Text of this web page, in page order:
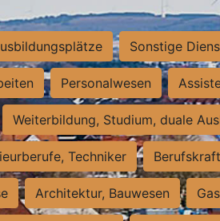
Sonstige
Personalwesen
Weiterbildung, Studium, duale
Techniker
Architektur, Bauwesen